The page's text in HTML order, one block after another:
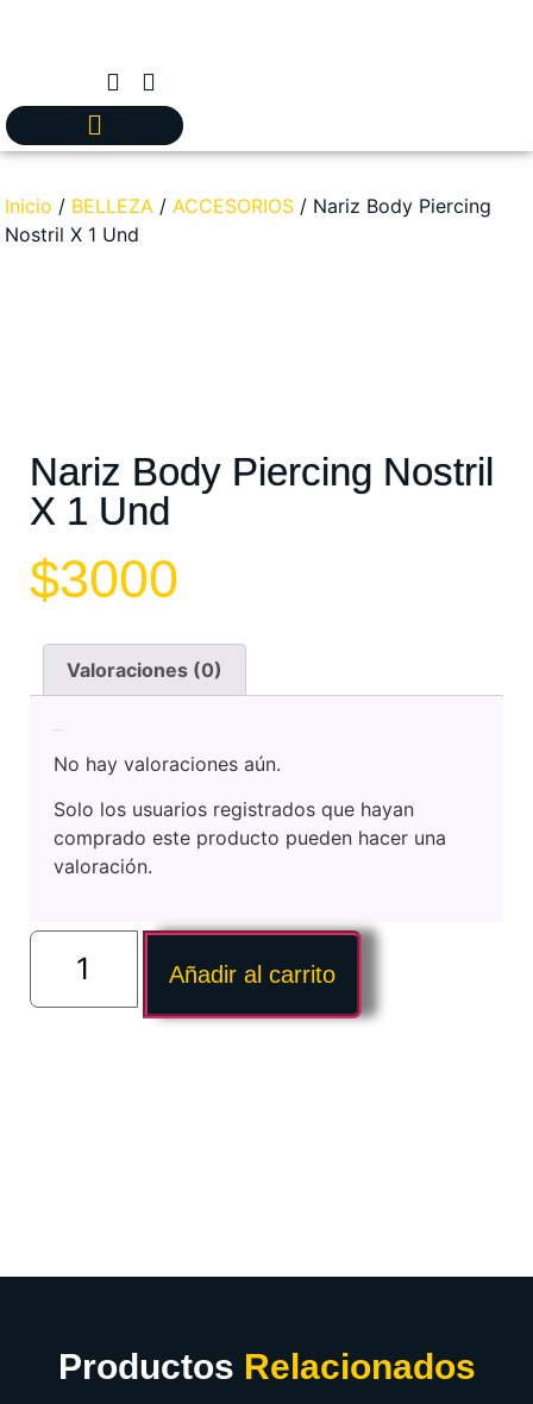
Inicio / BELLEZA / ACCESORIOS / Nariz Body Piercing
Nostril X 1 Und
Nariz Body Piercing Nostril
X 1 Und
$3000
Valoraciones (0)
No hay valoraciones aún.
Solo los usuarios registrados que hayan
comprado este producto pueden hacer una
valoración.
Añadir al carrito
Productos Relacionados